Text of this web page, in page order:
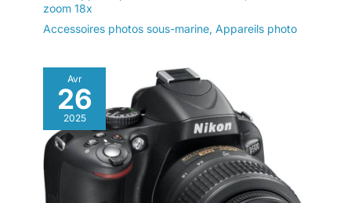
zoom 18x
Accessoires photos sous-marine, Appareils photo
Avr
26
2025